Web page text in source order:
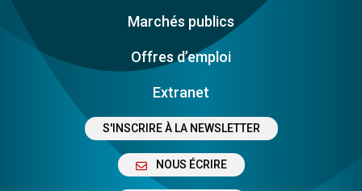
Marchés publics
Offres d’emploi
Extranet
S'INSCRIRE À LA NEWSLETTER
NOUS ÉCRIRE